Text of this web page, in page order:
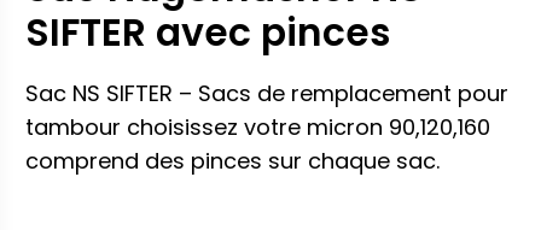
SIFTER avec pinces
Sac NS SIFTER – Sacs de remplacement pour
tambour choisissez votre micron 90,120,160
comprend des pinces sur chaque sac.